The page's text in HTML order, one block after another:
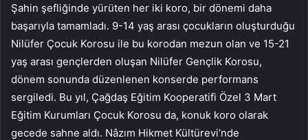
Şahin şefliğinde yürüten her iki koro, bir dönemi daha
başarıyla tamamladı. 9-14 yaş arası çocukların oluşturduğu
Nilüfer Çocuk Korosu ile bu korodan mezun olan ve 15-21
yaş arası gençlerden oluşan Nilüfer Gençlik Korosu,
dönem sonunda düzenlenen konserde performans
sergiledi. Bu yıl, Çağdaş Eğitim Kooperatifi Özel 3 Mart
Eğitim Kurumları Çocuk Korosu da, konuk koro olarak
gecede sahne aldı. Nâzım Hikmet Kültürevi’nde